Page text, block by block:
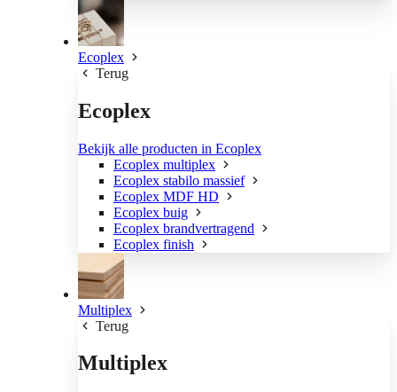
Ecoplex
Terug
Ecoplex
Bekijk alle producten in Ecoplex
Ecoplex multiplex
Ecoplex stabilo massief
Ecoplex MDF HD
Ecoplex buig
Ecoplex brandvertragend
Ecoplex finish
Multiplex
Terug
Multiplex